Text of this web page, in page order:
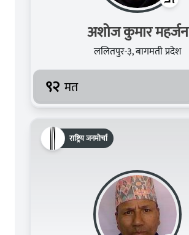
अशोज कुमार महर्जन
ललितपुर-३, बागमती प्रदेश
९२ मत
राष्ट्रिय जनमोर्चा